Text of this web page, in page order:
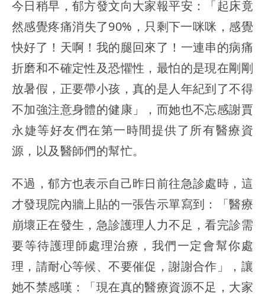
今日稍早，郁方發文向大家報平安：「起床竟
然感覺疼痛消失了90%，只剩下一咪咪，感覺
快好了！天啊！我的腿回來了！一連串的病痛
折磨和不確定性及恐懼性，最怕的是現在剛剛
放暑假，正要帶小孩，真的是人年紀到了不得
不加強注意身體的健康」，而她也不忘感謝賈
永婕等好友們在第一時間提供了所有醫療資
源，以及醫師們的幫忙。
不過，郁方也表示自己昨日前往急診處時，這
才發現院內牆上貼的一張告示單寫到：「醫療
崩壞正在發生，急診護理人力不足，看完診需
要等待護理師處理治療，我們一定會幫你處
理，請耐心等候、不要催促，謝謝合作」，讓
她不禁感嘆：「現在真的醫療資源不足，大家